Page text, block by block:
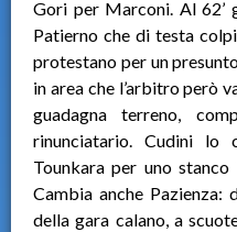
Gori per Marconi. Al 62’
Patierno che di testa
protestano per un
in area che l’arbitro però
guadagna terreno,
rinunciatario. Cudini lo
Tounkara per uno
Cambia anche
della gara calano, a